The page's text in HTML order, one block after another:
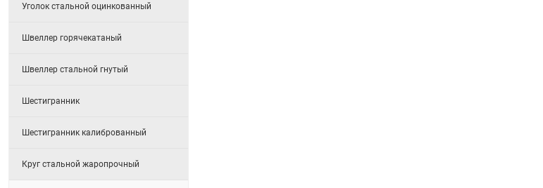
Уголок стальной оцинкованный
Швеллер горячекатаный
Швеллер стальной гнутый
Шестигранник
Шестигранник калиброванный
Круг стальной жаропрочный